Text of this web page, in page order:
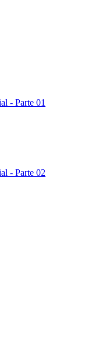
- Parte 01
- Parte 02